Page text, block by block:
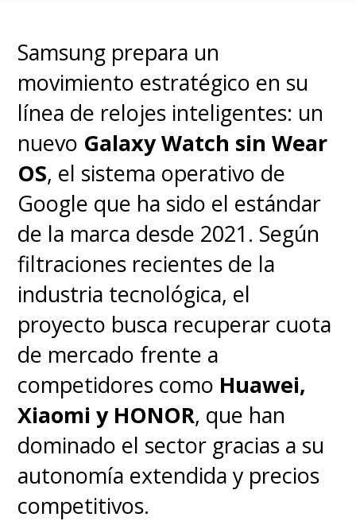
Samsung prepara un
movimiento estratégico en su
línea de relojes inteligentes: un
nuevo Galaxy Watch sin Wear
OS, el sistema operativo de
Google que ha sido el estándar
de la marca desde 2021. Según
filtraciones recientes de la
industria tecnológica, el
proyecto busca recuperar cuota
de mercado frente a
competidores como Huawei,
Xiaomi y HONOR, que han
dominado el sector gracias a su
autonomía extendida y precios
competitivos.